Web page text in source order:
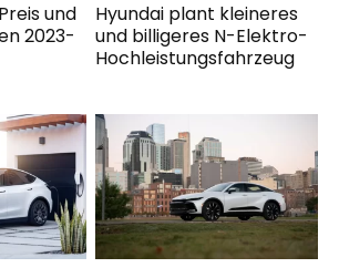
und
2023-
Hyundai plant kleineres
und billigeres N-Elektro-
Hochleistungsfahrzeug